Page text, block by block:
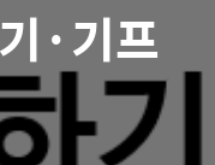
·기프